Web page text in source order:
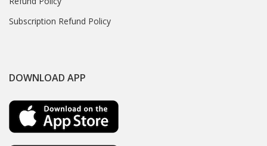
Subscription Refund Policy
DOWNLOAD APP